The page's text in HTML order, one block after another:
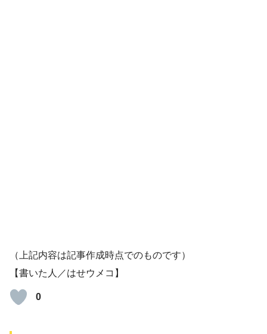
（上記内容は記事作成時点でのものです）
【書いた人／はせウメコ】
0